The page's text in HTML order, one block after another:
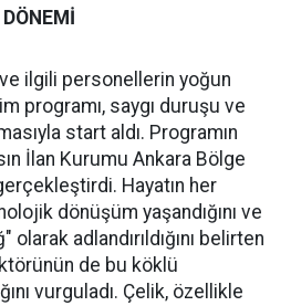
ilgili personellerin yoğun
programı, saygı duruşu ve
start aldı. Programın
İlan Kurumu Ankara Bölge
Hayatın her
dönüşüm yaşandığını ve
adlandırıldığını belirten
de bu köklü
vurguladı. Çelik, özellikle